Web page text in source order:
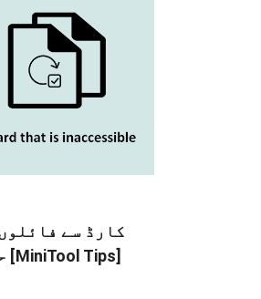
حاصل کرنا چاہتے ہیں [MiniTool Tips]